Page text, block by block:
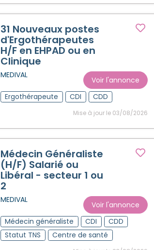
31 Nouveaux postes
d'Ergothérapeutes
H/F en EHPAD ou en
Clinique
MEDIVAL
Voir l'annonce
Ergothérapeute
CDI CDD
Mise à jour le 03/08/2026
Médecin Généraliste
(H/F) Salarié ou
Libéral - secteur 1 ou
2
MEDIVAL
Voir l'annonce
Médecin généraliste
CDI
CDD
Statut TNS
Centre de santé